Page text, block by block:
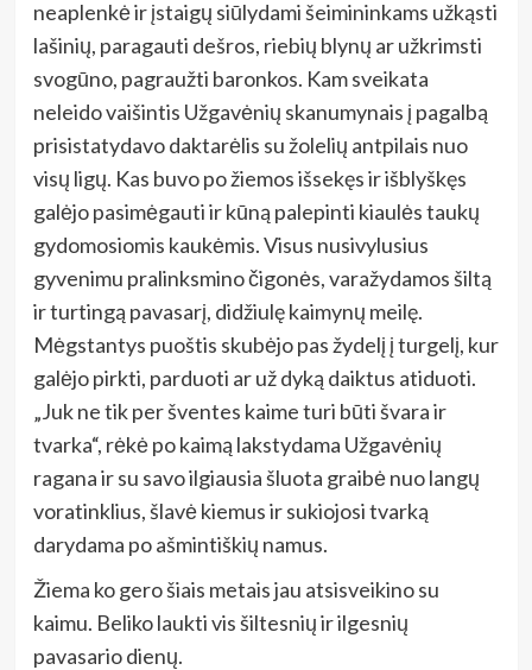
neaplenkė ir įstaigų siūlydami šeimininkams užkąsti
lašinių, paragauti dešros, riebių blynų ar užkrimsti
svogūno, pagraužti baronkos. Kam sveikata
neleido vaišintis Užgavėnių skanumynais į pagalbą
prisistatydavo daktarėlis su žolelių antpilais nuo
visų ligų. Kas buvo po žiemos išsekęs ir išblyškęs
galėjo pasimėgauti ir kūną palepinti kiaulės taukų
gydomosiomis kaukėmis. Visus nusivylusius
gyvenimu pralinksmino čigonės, varažydamos šiltą
ir turtingą pavasarį, didžiulę kaimynų meilę.
Mėgstantys puoštis skubėjo pas žydelį į turgelį, kur
galėjo pirkti, parduoti ar už dyką daiktus atiduoti.
„Juk ne tik per šventes kaime turi būti švara ir
tvarka“, rėkė po kaimą lakstydama Užgavėnių
ragana ir su savo ilgiausia šluota graibė nuo langų
voratinklius, šlavė kiemus ir sukiojosi tvarką
darydama po ašmintiškių namus.
Žiema ko gero šiais metais jau atsisveikino su
kaimu. Beliko laukti vis šiltesnių ir ilgesnių
pavasario dienų.